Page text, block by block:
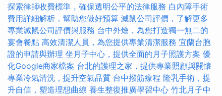
探索律師收費標準，確保透明公平的法律服務 白內障手術
費用詳細解析，幫助您做好預算 滅鼠公司評價，了解更多
專業滅鼠公司評價與服務 台中外燴，為您打造獨一無二的
宴會餐點 高效清潔人員，為您提供專業清潔服務 宜蘭台胞
證的申請與辦理 坐月子中心，提供全面的月子照護方案 優
化Google商家檔案 台北的護理之家，提供專業照顧與關懷
專業冷氣清洗，提升空氣品質 台中撥筋療程 隆乳手術，提
升自信，塑造理想曲線 養生整復推廣學習中心 竹北月子中